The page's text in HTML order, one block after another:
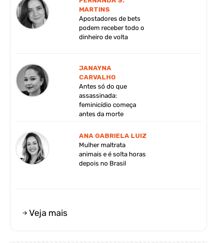
MARTINS
Apostadores de bets
podem receber todo o
dinheiro de volta
JANAYNA
CARVALHO
Antes só do que
assassinada:
feminicídio começa
antes da morte
ANA GABRIELA LUIZ
Mulher maltrata
animais e é solta horas
depois no Brasil
Veja mais